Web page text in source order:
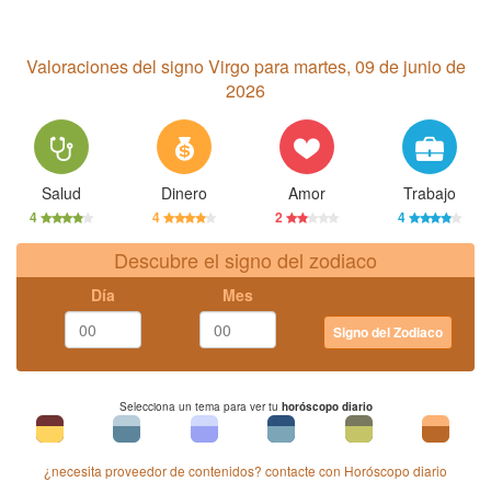
Valoraciones del signo Virgo para martes, 09 de junio de
2026
Salud
4
Dinero
4
Amor
2
Trabajo
4
Descubre el signo del zodiaco
Día Mes
Signo del Zodiaco
Selecciona un tema para ver tu horóscopo diario
¿necesita proveedor de contenidos? contacte con Horóscopo diario